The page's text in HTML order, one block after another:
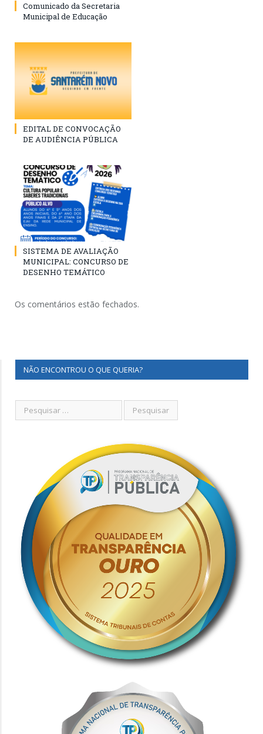
Comunicado da Secretaria
Municipal de Educação
EDITAL DE CONVOCAÇÃO
DE AUDIÊNCIA PÚBLICA
SISTEMA DE AVALIAÇÃO
MUNICIPAL: CONCURSO DE
DESENHO TEMÁTICO
Os comentários estão fechados.
NÃO ENCONTROU O QUE QUERIA?